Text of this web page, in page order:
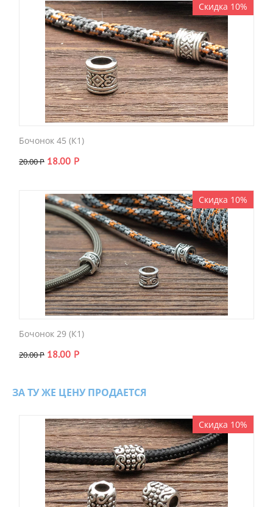
Скидка 10%
Бочонок 45 (К1)
20.00Р 18.00 Р
Скидка 10%
Бочонок 29 (К1)
20.00Р 18.00 Р
ЗА ТУ ЖЕ ЦЕНУ ПРОДАЕТСЯ
Скидка 10%